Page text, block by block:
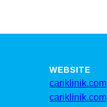
WEBSITE
cariklinik.com
cariklinik.com